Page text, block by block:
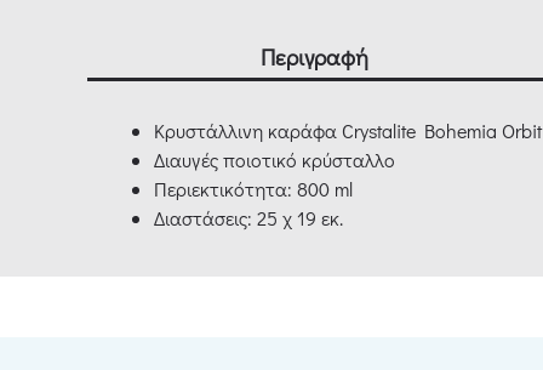
Περιγραφή
Κρυστάλλινη καράφα Crystalite Bohemia Orbit
Διαυγές ποιοτικό κρύσταλλο
Περιεκτικότητα: 800 ml
Διαστάσεις: 25 χ 19 εκ.